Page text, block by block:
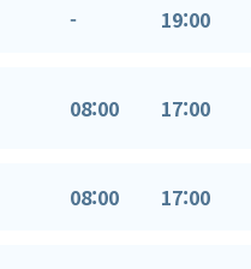
- 19:00
08:00 17:00
08:00 17:00